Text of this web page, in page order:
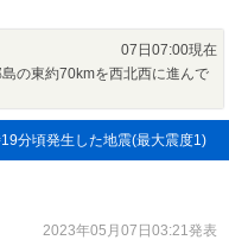
07日07:00現在
の東約70kmを西北西に進んで
分頃発生した地震(最大震度1)
2023年05月07日03:21発表